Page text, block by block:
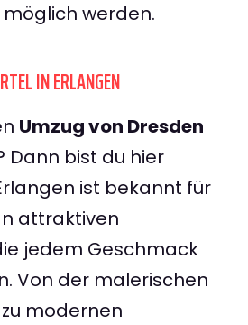
werden.
IN ERLANGEN
Umzug von Dresden
Dann bist du hier
ist bekannt für
attraktiven
jedem Geschmack
Von der malerischen
modernen